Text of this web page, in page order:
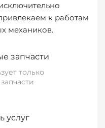
к работам
механиков.
запчасти
только
услуг